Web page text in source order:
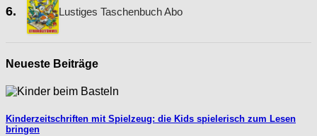
6. Lustiges Taschenbuch Abo
Neueste Beiträge
Kinderzeitschriften mit Spielzeug: die Kids spielerisch zum Lesen
bringen